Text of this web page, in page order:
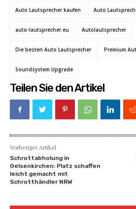
Auto Lautsprecher kaufen Auto
auto-lautsprecher.eu Autolautsprecher
Die besten Auto Lautsprecher Premium
Soundsystem Upgrade
Teilen Sie den Artikel
Vorheriger Artikel
Schrottabholung in
Gelsenkirchen: Platz schaffen
leicht gemacht mit
Schrotthändler NRW